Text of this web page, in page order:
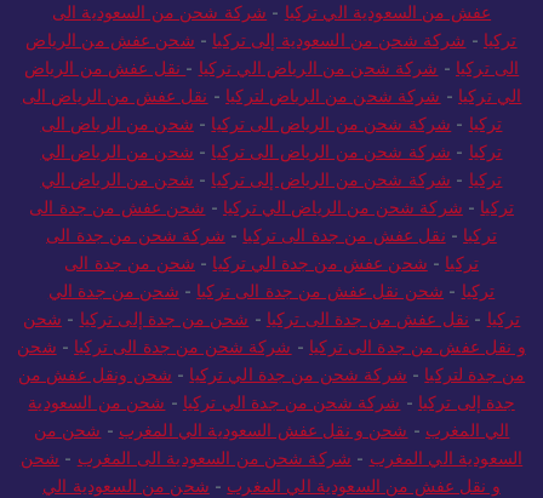
عفش من السعودية الي تركيا - شركة شحن من السعودية الى
تركيا - شركة شحن من السعودية إلى تركيا - شحن عفش من الرياض
الى تركيا - شركة شحن من الرياض الي تركيا - نقل عفش من الرياض
الي تركيا - شركة شحن من الرياض لتركيا - نقل عفش من الرياض الى
تركيا - شركة شحن من الرياض الى تركيا - شحن من الرياض الى
تركيا - شركة شحن من الرياض الى تركيا - شحن من الرياض الي
تركيا - شركة شحن من الرياض إلى تركيا - شحن من الرياض الي
تركيا - شركة شحن من الرياض الي تركيا - شحن عفش من جدة الى
تركيا - نقل عفش من جدة الى تركيا - شركة شحن من جدة الى
تركيا - شحن عفش من جدة الي تركيا - شحن من جدة الى
تركيا - شحن نقل عفش من جدة الى تركيا - شحن من جدة الي
تركيا - نقل عفش من جدة الى تركيا - شحن من جدة إلى تركيا - شحن
و نقل عفش من جدة الى تركيا - شركة شحن من جدة الى تركيا - شحن
من جدة لتركيا - شركة شحن من جدة الي تركيا - شحن ونقل عفش من
جدة إلى تركيا - شركة شحن من جدة الي تركيا - شحن من السعودية
الي المغرب - شحن و نقل عفش السعودية الي المغرب - شحن من
السعودية الي المغرب - شركة شحن من السعودية الى المغرب - شحن
و نقل عفش من السعودية الي المغرب - شحن من السعودية الي